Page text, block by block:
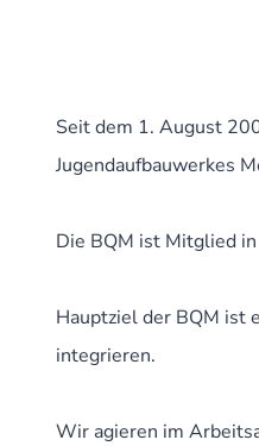
Seit dem 1. August
Jugendaufbauwerkes
Die BQM ist Mitglied
Hauptziel der BQM ist
integrieren.
Wir agieren im